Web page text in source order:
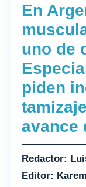
En
uno de
piden
avance
Redactor:
Editor: